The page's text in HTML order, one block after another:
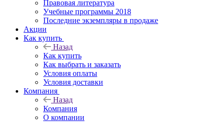
Правовая литература
Учебные программы 2018
Последние экземпляры в продаже
Акции
Как купить
Назад
Как купить
Как выбрать и заказать
Условия оплаты
Условия доставки
Компания
Назад
Компания
О компании